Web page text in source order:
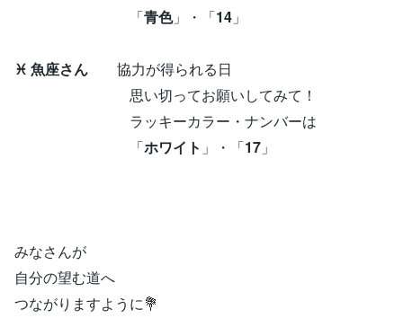
「青色」・「14 」
♓ 魚座さん 協力が得られる日
思い切ってお願いしてみて！
ラッキーカラー・ナンバーは
「ホワイト 」・「17 」
みなさんが
自分の望む道へ
つながりますように💐